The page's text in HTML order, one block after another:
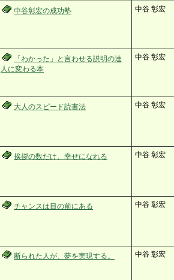
中谷彰宏の成功塾 中谷 彰宏
「わかった」と言わせる説明の達
人に変わる本
中谷 彰宏
大人のスピード読書法 中谷 彰宏
挨拶の数だけ、幸せになれる 中谷 彰宏
チャンスは目の前にある 中谷 彰宏
断られた人が、夢を実現する。 中谷 彰宏